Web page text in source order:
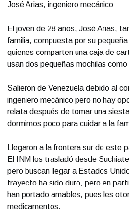
José Arias, ingeniero mecánico
El joven de 28 años, José Arias,
familia, compuesta por su
quienes comparten una caja de
usan dos pequeñas mochilas
Salieron de Venezuela debido al
ingeniero mecánico pero no hay
relata después de tomar una
dormimos poco para cuidar a la
Llegaron a la frontera sur de este
El INM los trasladó desde
pero buscan llegar a Estados
trayecto ha sido duro, pero en
han portado amables, pues les
medicamentos.